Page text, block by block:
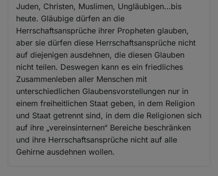
Juden, Christen, Muslimen, Ungläubigen…bis
heute. Gläubige dürfen an die
Herrschaftsansprüche ihrer Propheten glauben,
aber sie dürfen diese Herrschaftsansprüche nicht
auf diejenigen ausdehnen, die diesen Glauben
nicht teilen. Deswegen kann es ein friedliches
Zusammenleben aller Menschen mit
unterschiedlichen Glaubensvorstellungen nur in
einem freiheitlichen Staat geben, in dem Religion
und Staat getrennt sind, in dem die Religionen sich
auf ihre „vereinsinternen“ Bereiche beschränken
und ihre Herrschaftsansprüche nicht auf alle
Gehirne ausdehnen wollen.